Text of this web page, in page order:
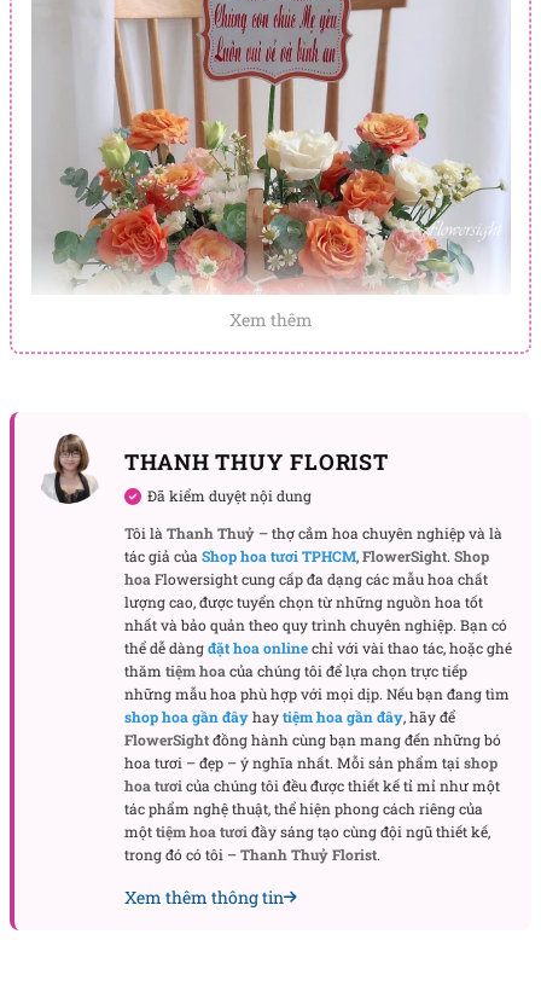
Giỏ hoa chúc mừng Cổ điển
Mỗi loài hoa đều được chọn lọc kỹ càng, phối hợp với
các loại hoa lá phụ để tạo nên sự cân bằng và mềm
mại trong tổng thể. Đây là kiểu giỏ hoa không dễ lỗi
thời, bởi nó mang vẻ đẹp của sự bền bỉ và thu hút
theo năm tháng.
Khi nào nên tặng giỏ hoa tươi Cổ điển?
Giỏ hoa này là món quà phù hợp cho nhiều dịp quan
trọng trong đời sống. Với phong cách trang nhã, sản
phẩm này có thể được tặng trong ngày sinh nhật
của một người thân yêu, như một lời chúc mừng dịu
dàng nhưng sâu sắc.
Xem thêm
THANH THUY FLORIST
Đã kiểm duyệt nội dung
Tôi làThanh Thuỷ – thợ cắm hoa chuyên nghiệp và là
tác giả củaShop hoa tươi TPHCM,FlowerSight. Shop
hoaFlowersight cung cấp đa dạng các mẫu hoa chất
lượng cao, được tuyển chọn từ những nguồn hoa tốt
nhất và bảo quản theo quy trình chuyên nghiệp. Bạn có
thể dễ dàngđặt hoa onlinechỉ với vài thao tác, hoặc ghé
thămtiệm hoacủa chúng tôi để lựa chọn trực tiếp
những mẫu hoa phù hợp với mọi dịp. Nếu bạn đang tìm
shop hoa gần đâyhaytiệm hoa gần đây, hãy để
FlowerSightđồng hành cùng bạn mang đến những bó
hoa tươi – đẹp – ý nghĩa nhất. Mỗi sản phẩm tạishop
hoa tươicủa chúng tôi đều được thiết kế tỉ mỉ như một
tác phẩm nghệ thuật, thể hiện phong cách riêng của
mộttiệm hoa tươiđầy sáng tạo cùng đội ngũ thiết kế,
trong đó có tôi –Thanh Thuỷ Florist.
Xem thêm thông tin